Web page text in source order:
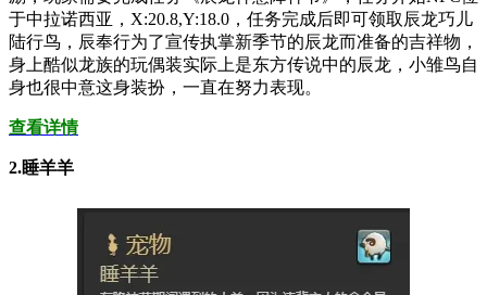
于中拉诺西亚，X:20.8,Y:18.0，任务完成后即可领取辰龙巧儿
陆行鸟，辰奉行为了宣传执掌新季节的辰龙而准备的吉祥物，
身上酷似龙族的玩偶装实际上是东方传说中的辰龙，小雏鸟自
身也很中意这身装扮，一直在努力表现。
查看详情
2.睡羊羊